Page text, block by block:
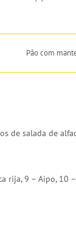
Pão com
de salada de
rija, 9 – Aipo,